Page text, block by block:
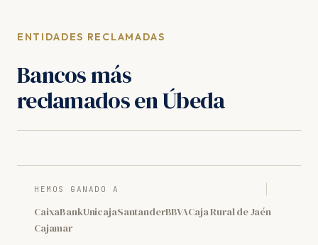
ENTIDADES RECLAMADAS
Bancos más
reclamados en Úbeda
HEMOS GANADO A
CaixaBankUnicajaSantanderBBVACaja Rural de Jaén
Cajamar